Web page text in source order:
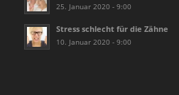
25. Januar 2020 - 9:00
Stress schlecht für die Zähne
10. Januar 2020 - 9:00